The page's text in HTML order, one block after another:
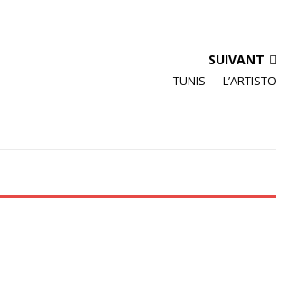
SUIVANT
TUNIS — L’ARTISTO